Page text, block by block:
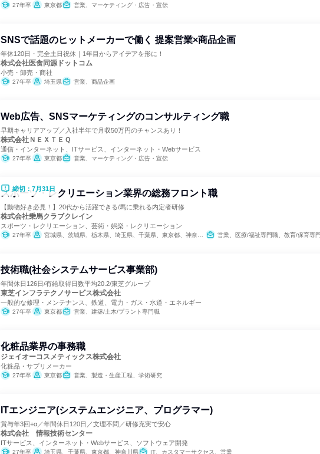
27年卒 東京都 営業、マーケティング・広告・宣伝
SNSで話題のヒットメーカーで働く 提案営業×商品企画
年休120日・完全土日祝休｜1年目からアイデアを形に！
株式会社医食同源ドットコム
小売・卸売・商社
27年卒 埼玉県 営業、商品企画
Web広告、SNSマーケティングのコンサルティング職
早期キャリアアップ／入社半年で月収50万円のチャンスあり！
株式会社ＮＥＸＴＥＱ
通信・インターネット、ITサービス、インターネット・Webサービス
27年卒 東京都 営業、マーケティング・広告・宣伝
締切：7月31日
スポーツ・レクリエーション業界の総務フロント職
【動物好き必見！】20代から活躍できる/馬に乗れる内定者研修
株式会社乗馬クラブクレイン
スポーツ・レクリエーション、芸術・娯楽・レクリエーション
27年卒 宮城県、茨城県、栃木県、埼玉県、千葉県、東京都、神奈川県、石川県、岐阜県、三重県、大阪府、兵庫県、奈良県、岡山県、広島県、山口県、福岡県、大分県 営業、医療/福祉専門職、教育/保育専門職、小売販売/流通、バッ
技術職(社会システムサービス事業部)
年間休日126日/有給取得日数平均20.2/東芝グループ
東芝インフラテクノサービス株式会社
一般的な修理・メンテナンス、鉄道、電力・ガス・水道・エネルギー
27年卒 東京都 営業、建築/土木/プラント専門職
化粧品業界の事務職
ジェイオーコスメティックス株式会社
化粧品・サプリメーカー
27年卒 東京都 営業、製造・生産工程、学術研究
ITエンジニア(システムエンジニア、プログラマー)
賞与年3回+α／年間休日120日／文理不問／研修充実で安心
株式会社 情報技術センター
ITサービス、インターネット・Webサービス、ソフトウェア開発
27年卒 埼玉県、千葉県、東京都、神奈川県 IT、カスタマーサクセス、営業